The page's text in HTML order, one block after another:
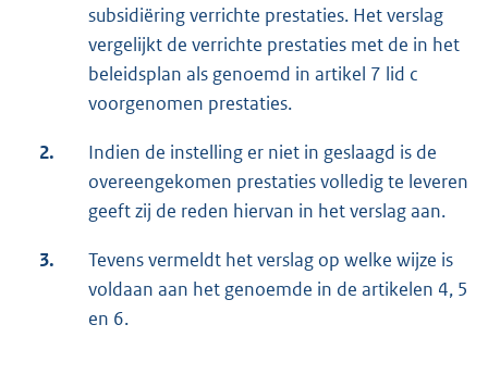
subsidiëring verrichte prestaties. Het verslag
vergelijkt de verrichte prestaties met de in het
beleidsplan als genoemd in artikel 7 lid c
voorgenomen prestaties.
2.
Indien de instelling er niet in geslaagd is de
overeengekomen prestaties volledig te leveren
geeft zij de reden hiervan in het verslag aan.
3.
Tevens vermeldt het verslag op welke wijze is
voldaan aan het genoemde in de artikelen 4, 5
en 6.